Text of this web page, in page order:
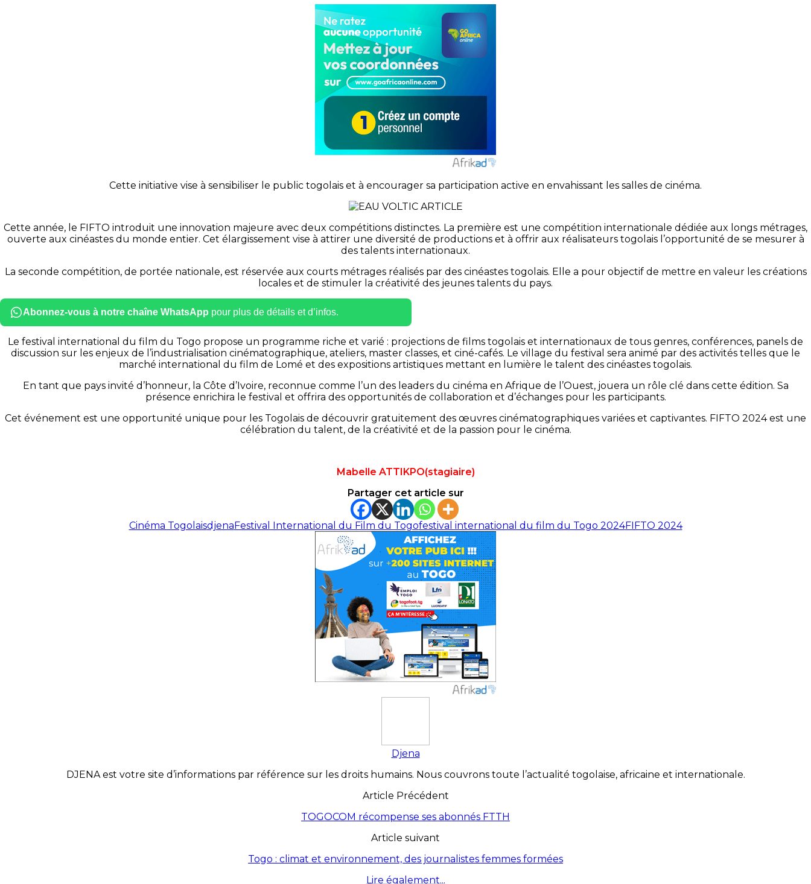
Cette initiative vise à sensibiliser le public togolais et à encourager sa participation active en envahissant les salles de cinéma.
Cette année, le FIFTO introduit une innovation majeure avec deux compétitions distinctes. La première est une compétition internationale dédiée aux longs métrages,
ouverte aux cinéastes du monde entier. Cet élargissement vise à attirer une diversité de productions et à offrir aux réalisateurs togolais l’opportunité de se mesurer à
des talents internationaux.
La seconde compétition, de portée nationale, est réservée aux courts métrages réalisés par des cinéastes togolais. Elle a pour objectif de mettre en valeur les créations
locales et de stimuler la créativité des jeunes talents du pays.
Abonnez-vous à notre chaîne WhatsApp pour plus de détails et d’infos.
Le festival international du film du Togo propose un programme riche et varié : projections de films togolais et internationaux de tous genres, conférences, panels de
discussion sur les enjeux de l’industrialisation cinématographique, ateliers, master classes, et ciné-cafés. Le village du festival sera animé par des activités telles que le
marché international du film de Lomé et des expositions artistiques mettant en lumière le talent des cinéastes togolais.
En tant que pays invité d’honneur, la Côte d’Ivoire, reconnue comme l’un des leaders du cinéma en Afrique de l’Ouest, jouera un rôle clé dans cette édition. Sa
présence enrichira le festival et offrira des opportunités de collaboration et d’échanges pour les participants.
Cet événement est une opportunité unique pour les Togolais de découvrir gratuitement des œuvres cinématographiques variées et captivantes. FIFTO 2024 est une
célébration du talent, de la créativité et de la passion pour le cinéma.
Mabelle ATTIKPO(stagiaire)
Partager cet article sur
Cinéma TogolaisdjenaFestival International du Film du Togofestival international du film du Togo 2024FIFTO 2024
Djena
DJENA est votre site d’informations par référence sur les droits humains. Nous couvrons toute l’actualité togolaise, africaine et internationale.
Article Précédent
TOGOCOM récompense ses abonnés FTTH
Article suivant
Togo : climat et environnement, des journalistes femmes formées
Lire également...